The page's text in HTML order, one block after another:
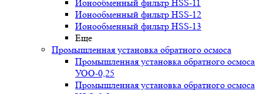
Ионообменный фильтр HSS-11
Ионообменный фильтр HSS-12
Ионообменный фильтр HSS-13
Еще
Промышленная установка обратного осмоса
Промышленная установка обратного осмоса
УОО-0,25
Промышленная установка обратного осмоса